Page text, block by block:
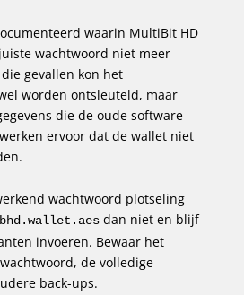
waarin MultiBit HD
wachtwoord niet meer
gevallen kon het
worden ontsleuteld, maar
die de oude software
ervoor dat de wallet niet
wachtwoord plotseling
dan niet en blijf
invoeren. Bewaar het
de volledige
back-ups.